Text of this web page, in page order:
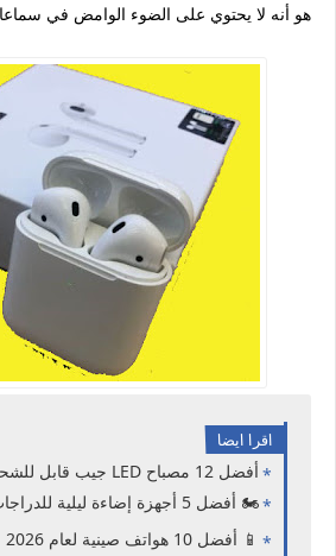
هو أنه لا يحتوي على الضوء الوامض في
اقرا ايضا
أفضل 12 مصباح LED جيب قابل للشحن في 2026 | دليل الشراء الكامل
🏍️ أفضل 5 أجهزة إضاءة ليلية للدراجات على AliExpress في 2026 | دليلك الشامل للقيادة الآمنة
📱 أفضل 10 هواتف صينية لعام 2026 | مقارنة شاملة لأقوى هواتف شاومي وأوبو وفيفو وهونر